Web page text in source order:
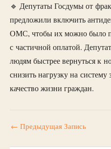
🔹 Депутаты Госдумы от
предложили включить
ОМС, чтобы их можно было
с частичной оплатой.
людям быстрее вернуться к
снизить нагрузку на
качество жизни граждан.
← Предыдущая Запись